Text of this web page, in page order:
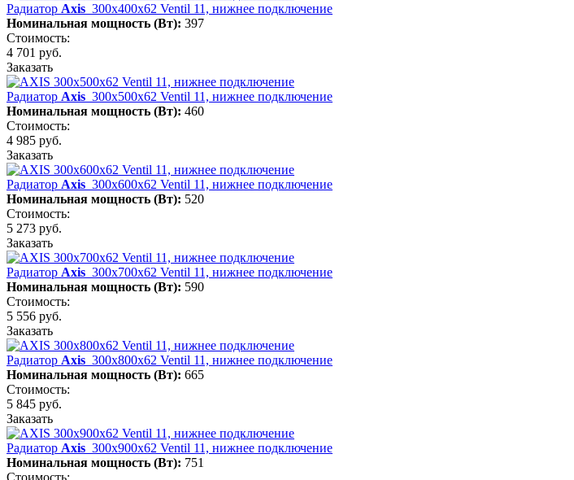
Радиатор Axis 300х400х62 Ventil 11, нижнее подключение
Номинальная мощность (Вт): 397
Стоимость:
4 701 руб.
Заказать
Радиатор Axis 300х500х62 Ventil 11, нижнее подключение
Номинальная мощность (Вт): 460
Стоимость:
4 985 руб.
Заказать
Радиатор Axis 300х600х62 Ventil 11, нижнее подключение
Номинальная мощность (Вт): 520
Стоимость:
5 273 руб.
Заказать
Радиатор Axis 300х700х62 Ventil 11, нижнее подключение
Номинальная мощность (Вт): 590
Стоимость:
5 556 руб.
Заказать
Радиатор Axis 300х800х62 Ventil 11, нижнее подключение
Номинальная мощность (Вт): 665
Стоимость:
5 845 руб.
Заказать
Радиатор Axis 300х900х62 Ventil 11, нижнее подключение
Номинальная мощность (Вт): 751
Стоимость: